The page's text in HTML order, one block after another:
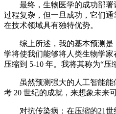
最终，生物医学的成功部署
过程复杂，但一旦成功，它们
在技术领域具有独特优势。
综上所述，我的基本预测是
学将使我们能够将人类生物学家
压缩到 5-10 年。我将其称为“压
虽然预测强大的人工智能能
考 20 世纪的成就，来想象未来
对抗传染病：在压缩的21世